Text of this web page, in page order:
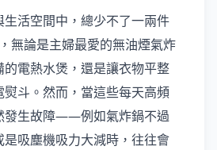
活空間中，總少不了一兩件
無論是主婦最愛的無油煙氣炸
電熱水煲，還是讓衣物平整
斗。然而，當這些每天高頻
發生故障——例如氣炸鍋不過
是吸塵機吸力大減時，往往會